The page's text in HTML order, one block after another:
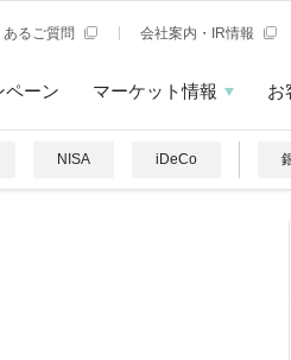
あるご質問 会社案内・IR情報
ペーン マーケット情報 お
NISA iDeCo